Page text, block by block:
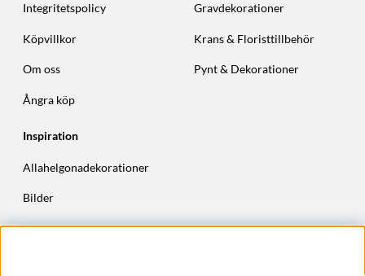
Integritetspolicy
Köpvillkor
Om oss
Ångra köp
Gravdekorationer
Krans & Floristtillbehör
Pynt & Dekorationer
Inspiration
Allahelgonadekorationer
Bilder
Höstkransar